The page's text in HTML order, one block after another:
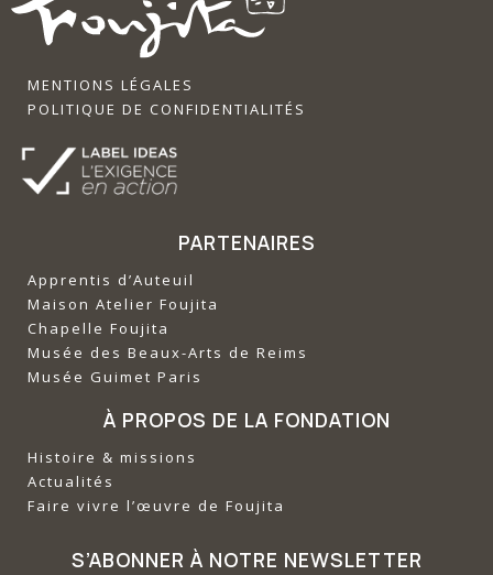
MENTIONS LÉGALES
POLITIQUE DE CONFIDENTIALITÉS
PARTENAIRES
Apprentis d’Auteuil
‍Maison Atelier Foujita
‍Chapelle Foujita
‍Musée des Beaux-Arts de Reims
‍Musée Guimet Paris
À PROPOS DE LA FONDATION
Histoire & missions
Actualités
Faire vivre l’œuvre de Foujita
S’ABONNER À NOTRE NEWSLETTER